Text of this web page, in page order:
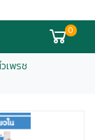
0
เพรช